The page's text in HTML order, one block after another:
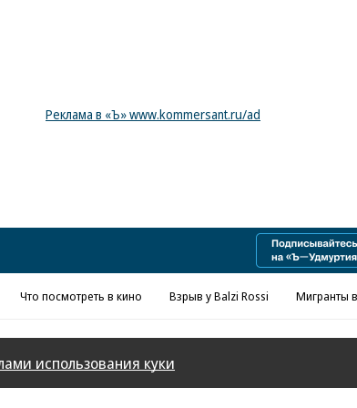
Реклама в «Ъ» www.kommersant.ru/ad
Что посмотреть в кино Взрыв у Balzi Rossi Мигранты
использования куки